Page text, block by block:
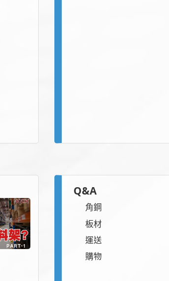
Q&A
角鋼
板材
運送
購物